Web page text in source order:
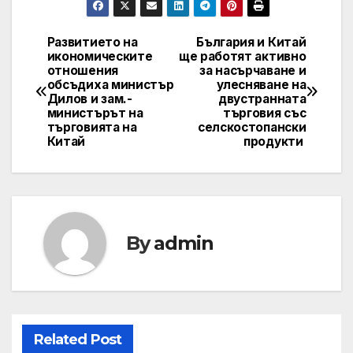
Навигация
България и Китай
ще работят активно
за насърчаване и
улесняване на
двустранната
търговия със
селскостопански
продукти
Развитието на
икономическите
отношения
обсъдиха министър
Дилов и зам.-
министърът на
търговията на
Китай
Byadmin
Related Post